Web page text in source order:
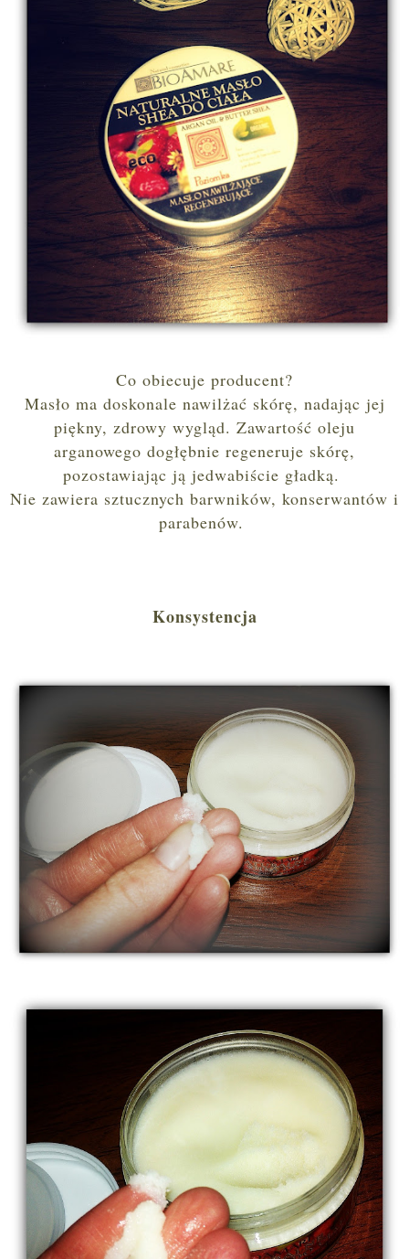
Co obiecuje producent?
Masło ma doskonale nawilżać skórę, nadając jej
piękny, zdrowy wygląd. Zawartość oleju
arganowego dogłębnie regeneruje skórę,
pozostawiając ją jedwabiście gładką.
Nie zawiera sztucznych barwników, konserwantów i
parabenów.
Konsystencja